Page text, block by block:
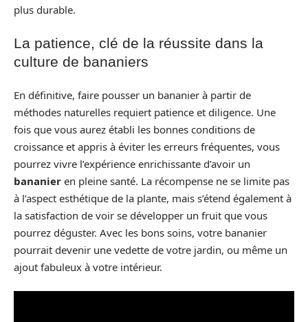
plus durable.
La patience, clé de la réussite dans la
culture de bananiers
En définitive, faire pousser un bananier à partir de
méthodes naturelles requiert patience et diligence. Une
fois que vous aurez établi les bonnes conditions de
croissance et appris à éviter les erreurs fréquentes, vous
pourrez vivre l’expérience enrichissante d’avoir un
bananier en pleine santé. La récompense ne se limite pas
à l’aspect esthétique de la plante, mais s’étend également à
la satisfaction de voir se développer un fruit que vous
pourrez déguster. Avec les bons soins, votre bananier
pourrait devenir une vedette de votre jardin, ou même un
ajout fabuleux à votre intérieur.